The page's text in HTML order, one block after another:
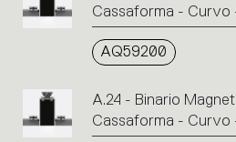
Cassaforma - Curvo
AQ59200
A.24 - Binario
Cassaforma - Curvo